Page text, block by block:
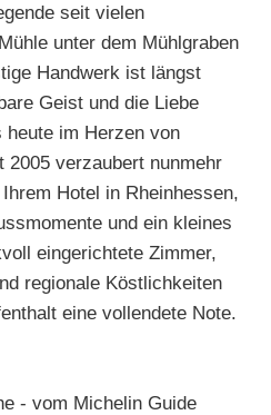
seit vielen
unter dem Mühlgraben
Handwerk ist längst
Geist und die Liebe
heute im Herzen von
2005 verzaubert nunmehr
Hotel in Rheinhessen,
und ein kleines
eingerichtete Zimmer,
regionale Köstlichkeiten
eine vollendete Note.
- vom Michelin Guide